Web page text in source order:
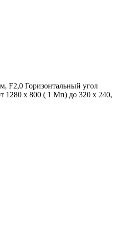
F2,0 Горизонтальный угол
1280 x 800 ( 1 Мп) до 320 x 240,